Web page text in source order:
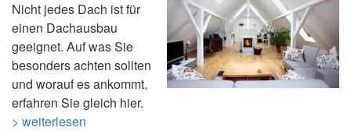
Nicht jedes Dach ist für
einen Dachausbau
geeignet. Auf was Sie
besonders achten sollten
und worauf es ankommt,
erfahren Sie gleich hier.
> weiterlesen